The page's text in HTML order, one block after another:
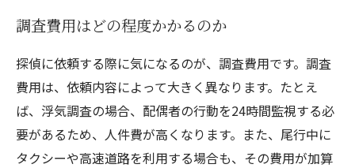
調査費用はどの程度かかるのか
探偵に依頼する際に気になるのが、調査費用です。調査
費用は、依頼内容によって大きく異なります。たとえ
ば、浮気調査の場合、配偶者の行動を24時間監視する必
要があるため、人件費が高くなります。また、尾行中に
タクシーや高速道路を利用する場合も、その費用が加算